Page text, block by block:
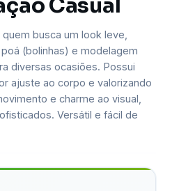
Casual
busca um look leve,
(bolinhas) e modelagem
diversas ocasiões. Possui
ajuste ao corpo e valorizando
e charme ao visual,
Versátil e fácil de